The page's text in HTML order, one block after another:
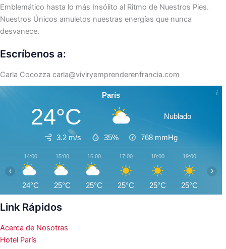
Emblemático hasta lo más Insólito al Ritmo de Nuestros Pies.
Nuestros Únicos amuletos nuestras energías que nunca
desvanece.
Escríbenos a:
Carla Cocozza carla@viviryemprenderenfrancia.com
París
24°C Nublado
3.2 m/s 35% 768 mmHg
14:00
24°C
15:00
25°C
16:00
25°C
17:00
25°C
18:00
25°C
19:00
25°C
‹ ›
Link Rápidos
Acerca de Nosotras
Hotel París